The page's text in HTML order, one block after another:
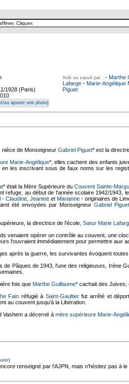
1928 (Paris)
Aidé ou sauvé par : - Marthe
Lafarge - Marie-Angélique
Piguet
ou ajouter une photo]
nièce de Monseigneur Gabriel Piguet* est la
Marie-Angélique*, elles cachent des enfants
en les inscrivant sous de faux noms sur les
* était la Mère Supérieure du Couvent Sainte-
refuge, au début de l'année scolaire 1942/1943,
- Claudine Jeanine et Marianne - originaires de
été envoyées par MonseigneurGabriel
la directrice de l'école, Sœur Marie
venaient opérer un contrôle au couvent, une
l'ouvraient immédiatement pour permettre aux
après la guerre, les survivantes évoquent
de Pâques de 1943, l'une des religieuses, Irène
fois que Marthe Guillaume* cachait des Juives;
Fain réfugié à Saint-Gaultierfut arrêté et
au couvent jusqu'à la Libération.
Vashem a décerné à mère supérieure Marie-
renseigné par l'AJPN, mais n'hésitez pas à